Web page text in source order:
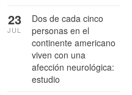
Dos de cada cinco
personas en el
continente americano
viven con una
afección neurológica:
estudio
23
JUL